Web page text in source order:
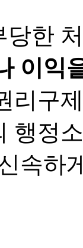
한
이익
리구
행정
속하